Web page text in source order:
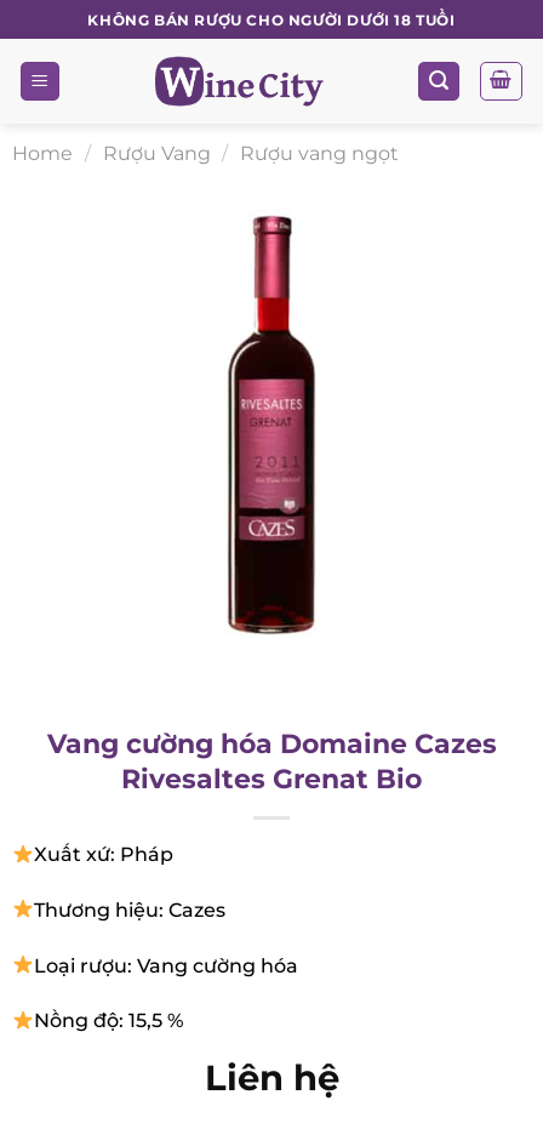
to
content
KHÔNG BÁN RƯỢU CHO NGƯỜI DƯỚI 18 TUỔI
Home / Rượu Vang / Rượu vang ngọt
Vang cường hóa Domaine Cazes
Rivesaltes Grenat Bio
Xuất xứ: Pháp
Thương hiệu: Cazes
Loại rượu: Vang cường hóa
Nồng độ: 15,5 %
Liên hệ